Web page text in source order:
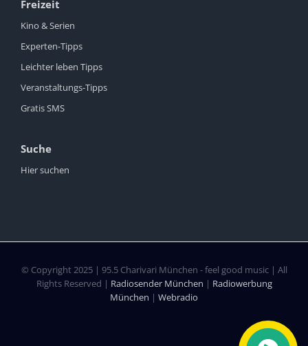
Freizeit
Kino & Serien
Experten-Tipps
Leichter leben Tipps
Veranstaltungs-Tipps
Gratis SMS
Suche
Hier suchen
© Copyright 2025 | 95.5 Charivari München - feel good music | All
Rights Reserved | Radiosender München | Radiowerbung
München | Webradio